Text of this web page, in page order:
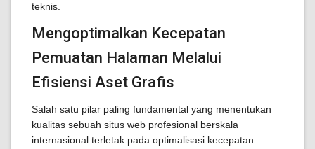
teknis.
Mengoptimalkan Kecepatan
Pemuatan Halaman Melalui
Efisiensi Aset Grafis
Salah satu pilar paling fundamental yang menentukan
kualitas sebuah situs web profesional berskala
internasional terletak pada optimalisasi kecepatan